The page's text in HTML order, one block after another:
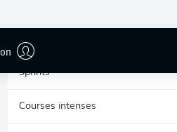
Sprints
Courses intenses